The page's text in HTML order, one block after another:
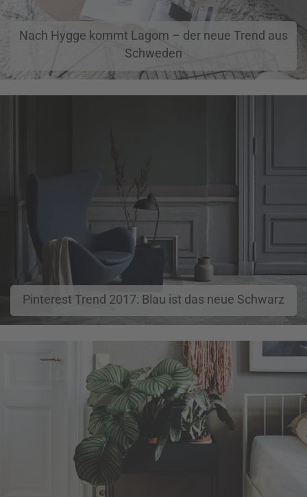
Nach Hygge kommt Lagom – der neue Trend aus
Schweden
Pinterest Trend 2017: Blau ist das neue Schwarz